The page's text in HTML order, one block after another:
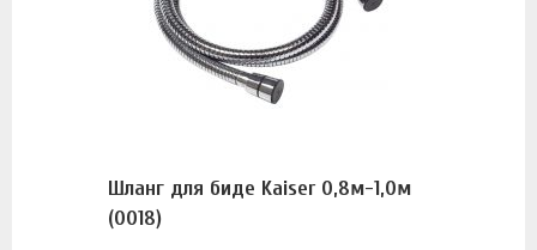
Шланг для биде Kaiser 0,8м-1,0м
(0018)